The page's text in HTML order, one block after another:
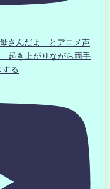
さんだよ とアニメ声
起き上がりながら両手
る